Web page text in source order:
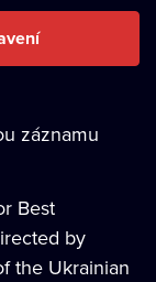
záznamu
Best
by
the Ukrainian